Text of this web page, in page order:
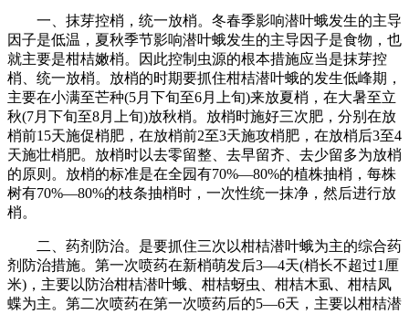
一、抹芽控梢，统一放梢。冬春季影响潜叶蛾发生的主导
因子是低温，夏秋季节影响潜叶蛾发生的主导因子是食物，也
就主要是柑桔嫩梢。因此控制虫源的根本措施应当是抹芽控
梢、统一放梢。放梢的时期要抓住柑桔潜叶蛾的发生低峰期，
主要在小满至芒种(5月下旬至6月上旬)来放夏梢，在大暑至立
秋(7月下旬至8月上旬)放秋梢。放梢时施好三次肥，分别在放
梢前15天施促梢肥，在放梢前2至3天施攻梢肥，在放梢后3至4
天施壮梢肥。放梢时以去零留整、去早留齐、去少留多为放梢
的原则。放梢的标准是在全园有70%—80%的植株抽梢，每株
树有70%—80%的枝条抽梢时，一次性统一抹净，然后进行放
梢。
二、药剂防治。是要抓住三次以柑桔潜叶蛾为主的综合药
剂防治措施。第一次喷药在新梢萌发后3—4天(梢长不超过1厘
米)，主要以防治柑桔潜叶蛾、柑桔蚜虫、柑桔木虱、柑桔凤
蝶为主。第二次喷药在第一次喷药后的5—6天，主要以柑桔潜